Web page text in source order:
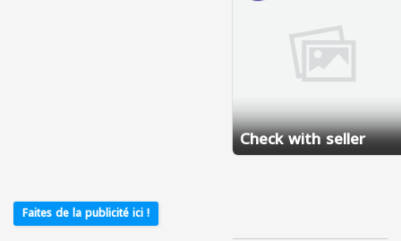
Faites de la publicité ici !
Check with seller